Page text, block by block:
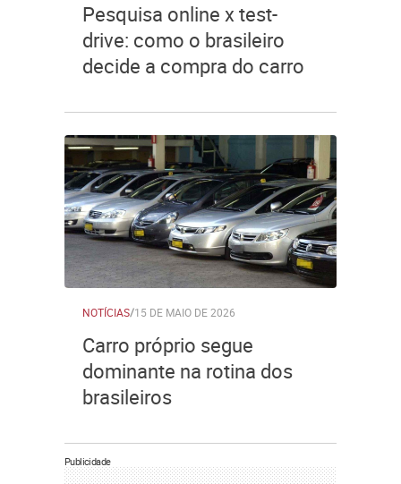
Pesquisa online x test-
drive: como o brasileiro
decide a compra do carro
NOTÍCIAS/15 DE MAIO DE 2026
Carro próprio segue
dominante na rotina dos
brasileiros
Publicidade